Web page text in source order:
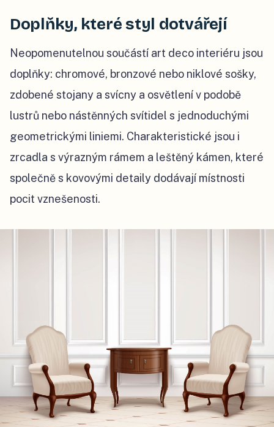
Doplňky, které styl dotvářejí
Neopomenutelnou součástí art deco interiéru jsou
doplňky: chromové, bronzové nebo niklové sošky,
zdobené stojany a svícny a osvětlení v podobě
lustrů nebo nástěnných svítidel s jednoduchými
geometrickými liniemi. Charakteristické jsou i
zrcadla s výrazným rámem a leštěný kámen, které
společně s kovovými detaily dodávají místnosti
pocit vznešenosti.